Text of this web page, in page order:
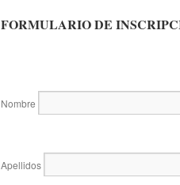
FORMULARIO DE
Nombre
Apellidos